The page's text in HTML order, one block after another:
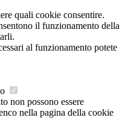
quali cookie consentire.
il funzionamento della
al funzionamento potete
non possono essere
nella pagina della cookie